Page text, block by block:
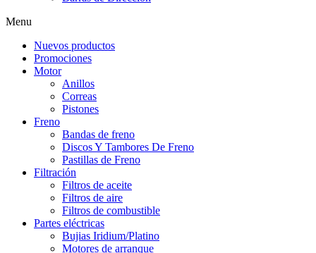
Menu
Nuevos productos
Promociones
Motor
Anillos
Correas
Pistones
Freno
Bandas de freno
Discos Y Tambores De Freno
Pastillas de Freno
Filtración
Filtros de aceite
Filtros de aire
Filtros de combustible
Partes eléctricas
Bujias Iridium/Platino
Motores de arranque